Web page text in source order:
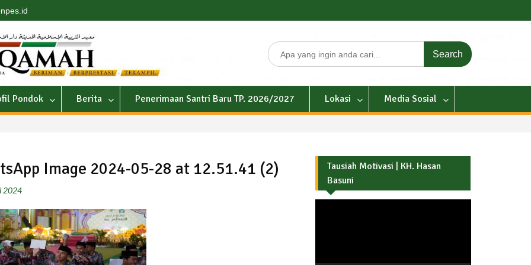
Search
for:
Pondok Berita Penerimaan Santri Baru TP. 2026/2027 Lokasi Media Sosial
Image 2024-05-28 at 12.51.41 (2)
2024
Tausiah Motivasi | KH. Hasan
Basuni